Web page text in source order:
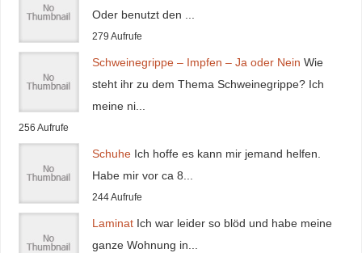
Oder benutzt den ...
279 Aufrufe
Schweinegrippe – Impfen – Ja oder Nein Wie
steht ihr zu dem Thema Schweinegrippe? Ich
meine ni...
256 Aufrufe
Schuhe Ich hoffe es kann mir jemand helfen.
Habe mir vor ca 8...
244 Aufrufe
Laminat Ich war leider so blöd und habe meine
ganze Wohnung in...